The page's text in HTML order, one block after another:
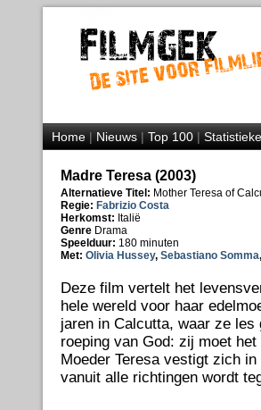
Home|Nieuws|Top 100|
Madre Teresa (2003)
Alternatieve Titel: Mother Teresa of
Regie: Fabrizio Costa
Herkomst: Italië
Genre Drama
Speelduur: 180 minuten
Met: Olivia Hussey, Sebastiano Somma,
Deze film vertelt het
hele wereld voor haar
jaren in Calcutta, waar ze
roeping van God: zij moet
Moeder Teresa vestigt zich
vanuit alle richtingen wordt